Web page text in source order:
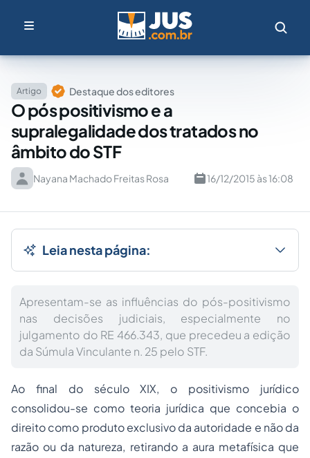
Artigo Destaque dos editores
O pós positivismo e a
supralegalidade dos tratados no
âmbito do STF
Nayana Machado Freitas Rosa 16/12/2015 às 16:08
Leia nesta página:
Apresentam-se as influências do pós-positivismo
nas decisões judiciais, especialmente no
julgamento do RE 466.343, que precedeu a edição
da Súmula Vinculante n. 25 pelo STF.
Ao final do século XIX, o positivismo jurídico
consolidou-se como teoria jurídica que concebia o
direito como produto exclusivo da autoridade e não da
razão ou da natureza, retirando a aura metafísica que